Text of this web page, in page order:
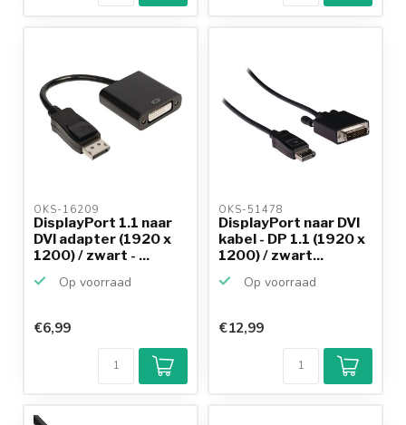
OKS-16209
DisplayPort 1.1 naar
DVI adapter (1920 x
1200) / zwart - ...
Op voorraad
€6,99
OKS-51478
DisplayPort naar DVI
kabel - DP 1.1 (1920 x
1200) / zwart...
Op voorraad
€12,99